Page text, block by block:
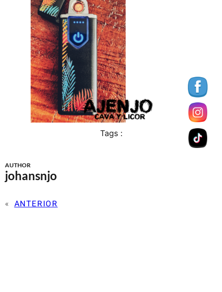
Tags :
AUTHOR
johansnjo
« ANTERIOR